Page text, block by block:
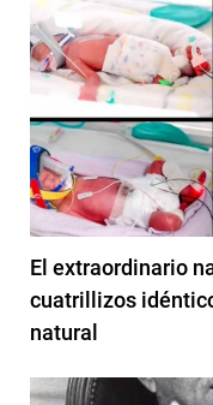
El extraordinario
cuatrillizos
natural